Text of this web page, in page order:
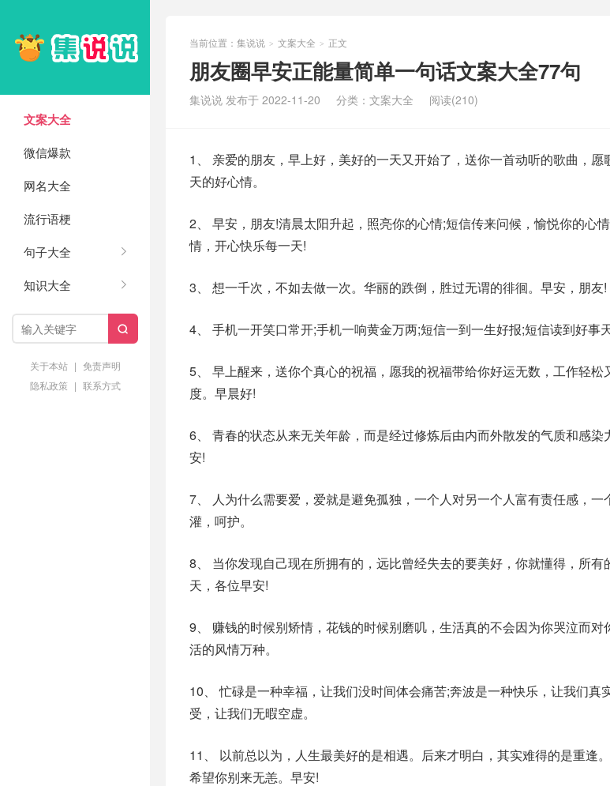
文案大全
微信爆款
网名大全
流行语梗
句子大全
知识大全

关于本站 | 免责声明
隐私政策 | 联系方式
当前位置： 集说说 > 文案大全 > 正文
朋友圈早安正能量简单一句话文案大全77句
集说说 发布于 2022-11-20 分类： 文案大全 阅读(210)
1、 亲爱的朋友，早上好，美好的一天又开始了，送你一首动听的歌曲，
天的好心情。
2、 早安，朋友!清晨太阳升起，照亮你的心情;短信传来问候，愉悦你的心
情，开心快乐每一天!
3、 想一千次，不如去做一次。华丽的跌倒，胜过无谓的徘徊。早安，朋友!
4、 手机一开笑口常开;手机一响黄金万两;短信一到一生好报;短信读到好事
5、 早上醒来，送你个真心的祝福，愿我的祝福带给你好运无数，工作轻
度。早晨好!
6、 青春的状态从来无关年龄，而是经过修炼后由内而外散发的气质和感
安!
7、 人为什么需要爱，爱就是避免孤独，一个人对另一个人富有责任感，
灌，呵护。
8、 当你发现自己现在所拥有的，远比曾经失去的要美好，你就懂得，所有
天，各位早安!
9、 赚钱的时候别矫情，花钱的时候别磨叽，生活真的不会因为你哭泣而
活的风情万种。
10、 忙碌是一种幸福，让我们没时间体会痛苦;奔波是一种快乐，让我们真
受，让我们无暇空虚。
11、 以前总以为，人生最美好的是相遇。后来才明白，其实难得的是重逢
希望你别来无恙。早安!